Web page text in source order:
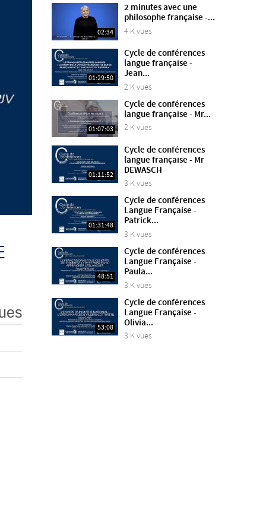
02:34
2 minutes avec une
philosophe française -...
4 K vues
01:29:50
Cycle de conférences
langue française -
Jean...
2 K vues
01:07:03
Cycle de conférences
langue française - Mr...
2 K vues
01:11:52
Cycle de conférences
langue française - Mr
DEWASCH
3 K vues
01:31:48
Cycle de conférences
Langue Française -
Patrick...
3 K vues
48:51
Cycle de conférences
Langue Française -
Paula...
3 K vues
53:08
Cycle de conférences
Langue Française -
Olivia...
3 K vues